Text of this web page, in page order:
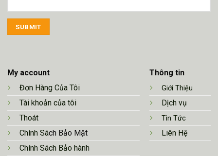
My account
Đơn Hàng Của Tôi
Tài khoản của tôi
Thoát
Chính Sách Bảo Mật
Chính Sách Bảo hành
Thông tin
Giới Thiệu
Dịch vụ
Tin Tức
Liên Hệ